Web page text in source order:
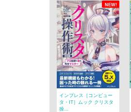
NEW!
インプレス［コンピュー
タ・IT］ムック クリスタ
操...